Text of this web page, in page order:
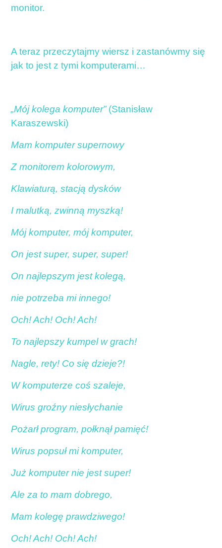
monitor.
A teraz przeczytajmy wiersz i zastanówmy się
jak to jest z tymi komputerami…
„Mój kolega komputer”(Stanisław
Karaszewski)
Mam komputer supernowy
Z monitorem kolorowym,
Klawiaturą, stacją dysków
I malutką, zwinną myszką!
Mój komputer, mój komputer,
On jest super, super, super!
On najlepszym jest kolegą,
nie potrzeba mi innego!
Och! Ach! Och! Ach!
To najlepszy kumpel w grach!
Nagle, rety! Co się dzieje?!
W komputerze coś szaleje,
Wirus groźny niesłychanie
Pożarł program, połknął pamięć!
Wirus popsuł mi komputer,
Już komputer nie jest super!
Ale za to mam dobrego,
Mam kolegę prawdziwego!
Och! Ach! Och! Ach!